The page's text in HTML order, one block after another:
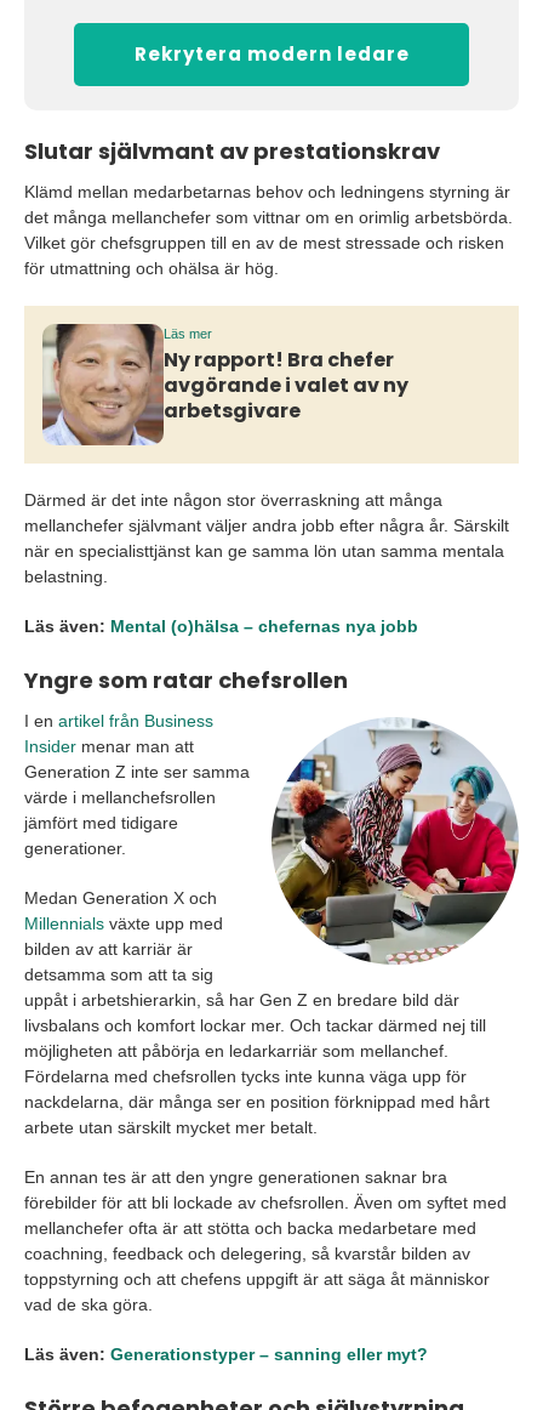
Rekrytera modern ledare
Slutar självmant av prestationskrav
Klämd mellan medarbetarnas behov och ledningens styrning är
det många mellanchefer som vittnar om en orimlig arbetsbörda.
Vilket gör chefsgruppen till en av de mest stressade och risken
för utmattning och ohälsa är hög.
Läs mer
Ny rapport! Bra chefer
avgörande i valet av ny
arbetsgivare
Därmed är det inte någon stor överraskning att många
mellanchefer självmant väljer andra jobb efter några år. Särskilt
när en specialisttjänst kan ge samma lön utan samma mentala
belastning.
Läs även: Mental (o)hälsa – chefernas nya jobb
Yngre som ratar chefsrollen
I en artikel från Business
Insider menar man att
Generation Z inte ser samma
värde i mellanchefsrollen
jämfört med tidigare
generationer.
Medan Generation X och
Millennials växte upp med
bilden av att karriär är
detsamma som att ta sig
uppåt i arbetshierarkin, så har Gen Z en bredare bild där
livsbalans och komfort lockar mer. Och tackar därmed nej till
möjligheten att påbörja en ledarkarriär som mellanchef.
Fördelarna med chefsrollen tycks inte kunna väga upp för
nackdelarna, där många ser en position förknippad med hårt
arbete utan särskilt mycket mer betalt.
En annan tes är att den yngre generationen saknar bra
förebilder för att bli lockade av chefsrollen. Även om syftet med
mellanchefer ofta är att stötta och backa medarbetare med
coachning, feedback och delegering, så kvarstår bilden av
toppstyrning och att chefens uppgift är att säga åt människor
vad de ska göra.
Läs även: Generationstyper – sanning eller myt?